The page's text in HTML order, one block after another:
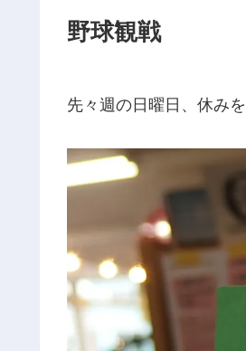
野球観戦
先々週の日曜日、休み